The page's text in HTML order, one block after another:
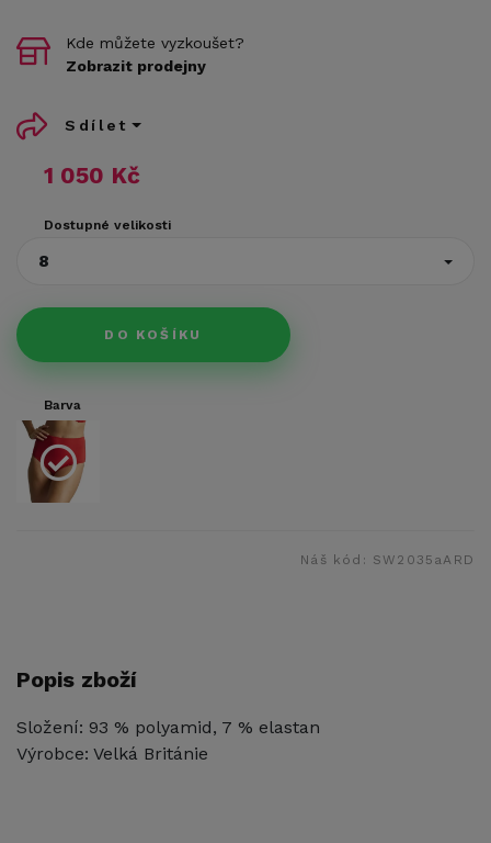
1 050 Kč
Dostupné velikosti
8
DO KOŠÍKU
Kde můžete vyzkoušet?
Zobrazit prodejny
Sdílet
Barva
Náš kód: SW2035aARD
Popis zboží
Složení: 93 % polyamid, 7 % elastan
Výrobce: Velká Británie